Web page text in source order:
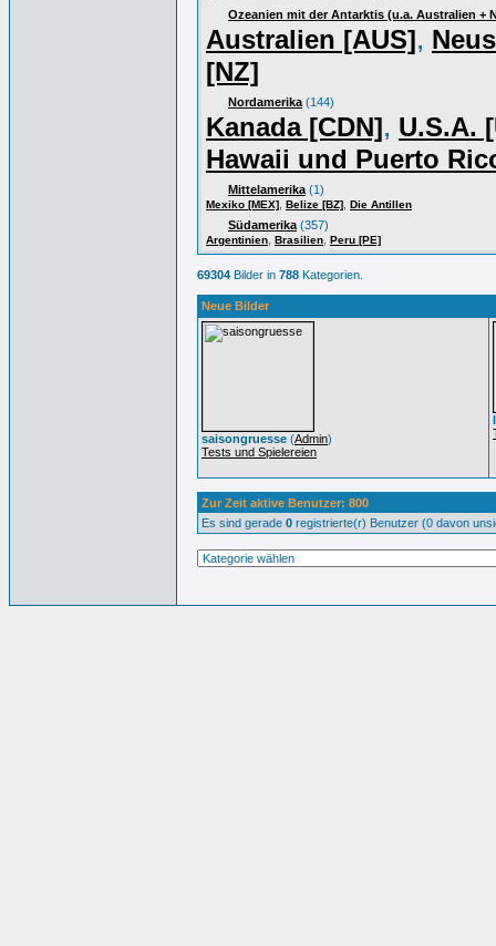
Ozeanien mit der Antarktis (u.a. Australien +
Australien [AUS],
[NZ]
Nordamerika (144)
Kanada [CDN], U.S.A.
Hawaii und Puerto
Mittelamerika (1)
Mexiko [MEX] Belize [BZ] Die Antillen
Südamerika (357)
Argentinien Brasilien Peru [PE]
69304 Bilder in 788 Kategorien.
Neue Bilder
saisongruesse (Admin)
Tests und Spielereien
Zur Zeit aktive Benutzer: 800
Es sind gerade 0 registrierte(r) Benutzer (0 davon